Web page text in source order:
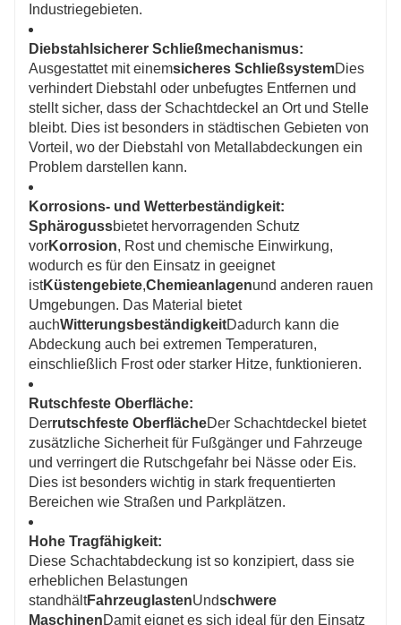
Industriegebieten.
Diebstahlsicherer Schließmechanismus:
Ausgestattet mit einemsicheres SchließsystemDies
verhindert Diebstahl oder unbefugtes Entfernen und
stellt sicher, dass der Schachtdeckel an Ort und Stelle
bleibt. Dies ist besonders in städtischen Gebieten von
Vorteil, wo der Diebstahl von Metallabdeckungen ein
Problem darstellen kann.
Korrosions- und Wetterbeständigkeit:
Sphärogussbietet hervorragenden Schutz
vorKorrosion, Rost und chemische Einwirkung,
wodurch es für den Einsatz in geeignet
istKüstengebiete,Chemieanlagenund anderen rauen
Umgebungen. Das Material bietet
auchWitterungsbeständigkeitDadurch kann die
Abdeckung auch bei extremen Temperaturen,
einschließlich Frost oder starker Hitze, funktionieren.
Rutschfeste Oberfläche:
Derrutschfeste OberflächeDer Schachtdeckel bietet
zusätzliche Sicherheit für Fußgänger und Fahrzeuge
und verringert die Rutschgefahr bei Nässe oder Eis.
Dies ist besonders wichtig in stark frequentierten
Bereichen wie Straßen und Parkplätzen.
Hohe Tragfähigkeit:
Diese Schachtabdeckung ist so konzipiert, dass sie
erheblichen Belastungen
standhältFahrzeuglastenUndschwere
MaschinenDamit eignet es sich ideal für den Einsatz